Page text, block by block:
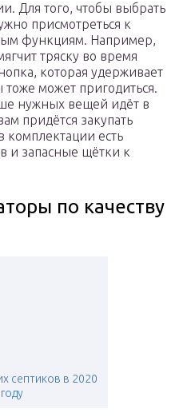
Для того, чтобы выбрать
присмотреться к
функциям. Например,
тряску во время
которая удерживает
может пригодиться.
нужных вещей идёт в
придётся закупать
комплектации есть
и запасные щётки к
по качеству
септиков в 2020
году